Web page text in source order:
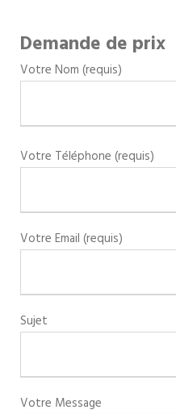
Demande de prix
Votre Nom (requis)
Votre Téléphone (requis)
Votre Email (requis)
Sujet
Votre Message